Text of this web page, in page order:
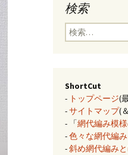
クロスベースのステッ
チ・2色の組合せ模様
検索
検
索:
ShortCut
- トップページ(
-サイトマップ(
- 「網代編み模
-色々な網代編み
-斜め網代編み